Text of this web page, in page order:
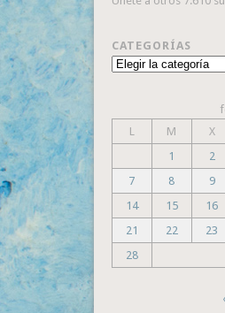
CATEGORÍAS
Categorías
L
M X
1
2
7
8 9
14
15 16
21
22 23
28